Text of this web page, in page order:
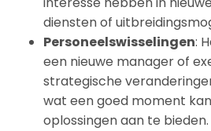
diensten of
Personeelswisselingen:
een nieuwe manager of
strategische
wat een goed moment
oplossingen aan te bieden.